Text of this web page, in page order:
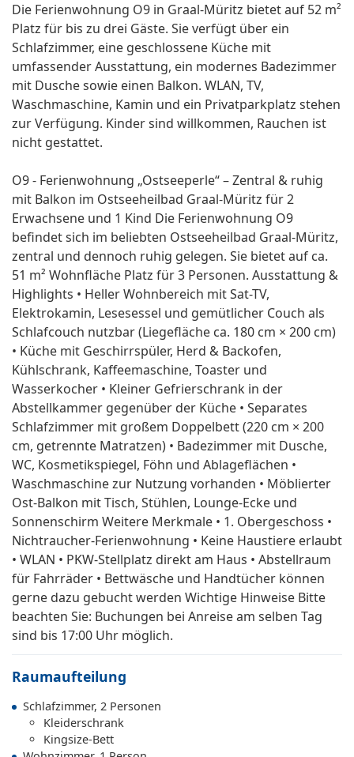
Die Ferienwohnung O9 in Graal-Müritz bietet auf 52 m²
Platz für bis zu drei Gäste. Sie verfügt über ein
Schlafzimmer, eine geschlossene Küche mit
umfassender Ausstattung, ein modernes Badezimmer
mit Dusche sowie einen Balkon. WLAN, TV,
Waschmaschine, Kamin und ein Privatparkplatz stehen
zur Verfügung. Kinder sind willkommen, Rauchen ist
nicht gestattet.
O9 - Ferienwohnung „Ostseeperle“ – Zentral & ruhig
mit Balkon im Ostseeheilbad Graal-Müritz für 2
Erwachsene und 1 Kind Die Ferienwohnung O9
befindet sich im beliebten Ostseeheilbad Graal-Müritz,
zentral und dennoch ruhig gelegen. Sie bietet auf ca.
51 m² Wohnfläche Platz für 3 Personen. Ausstattung &
Highlights • Heller Wohnbereich mit Sat-TV,
Elektrokamin, Lesesessel und gemütlicher Couch als
Schlafcouch nutzbar (Liegefläche ca. 180 cm × 200 cm)
• Küche mit Geschirrspüler, Herd & Backofen,
Kühlschrank, Kaffeemaschine, Toaster und
Wasserkocher • Kleiner Gefrierschrank in der
Abstellkammer gegenüber der Küche • Separates
Schlafzimmer mit großem Doppelbett (220 cm × 200
cm, getrennte Matratzen) • Badezimmer mit Dusche,
WC, Kosmetikspiegel, Föhn und Ablageflächen •
Waschmaschine zur Nutzung vorhanden • Möblierter
Ost-Balkon mit Tisch, Stühlen, Lounge-Ecke und
Sonnenschirm Weitere Merkmale • 1. Obergeschoss •
Nichtraucher-Ferienwohnung • Keine Haustiere erlaubt
• WLAN • PKW-Stellplatz direkt am Haus • Abstellraum
für Fahrräder • Bettwäsche und Handtücher können
gerne dazu gebucht werden Wichtige Hinweise Bitte
beachten Sie: Buchungen bei Anreise am selben Tag
sind bis 17:00 Uhr möglich.
Raumaufteilung
Schlafzimmer, 2 Personen
Kleiderschrank
Kingsize-Bett